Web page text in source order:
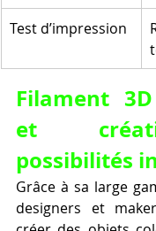
Test d’impression
Filament 3D
et
possibilités
Grâce à sa large
designers et